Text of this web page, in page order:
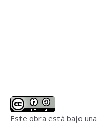
Este obra está bajo una